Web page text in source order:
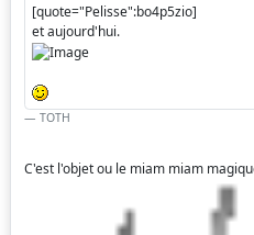
[quote="Pelisse":bo4p5zio]
et aujourd'hui.
TOTH
C'est l'objet ou le miam miam